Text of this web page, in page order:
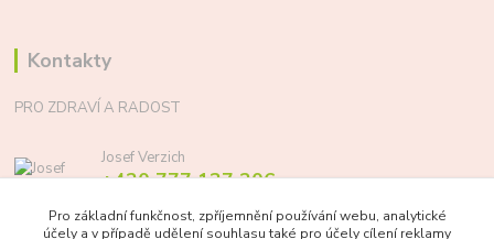
Kontakty
PRO ZDRAVÍ A RADOST
Josef Verzich
+420 777 137 206
Pro základní funkčnost, zpříjemnění používání webu, analytické
účely a v případě udělení souhlasu také pro účely cílení reklamy